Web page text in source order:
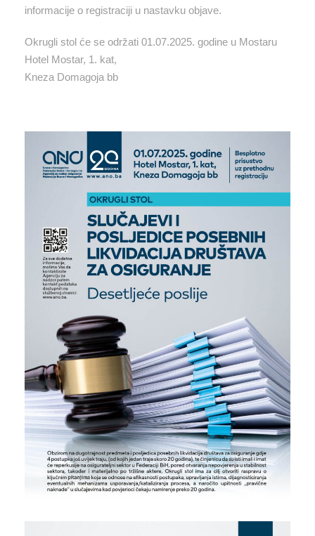
informacije o registraciji u nastavku objave.
Okrugli stol će se održati 01.07.2025. godine u Mostaru
Hotel Mostar, 1. kat,
Kneza Domagoja bb